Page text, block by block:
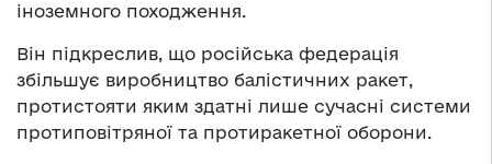
іноземного походження.
Він підкреслив, що російська федерація
збільшує виробництво балістичних ракет,
протистояти яким здатні лише сучасні системи
протиповітряної та протиракетної оборони.